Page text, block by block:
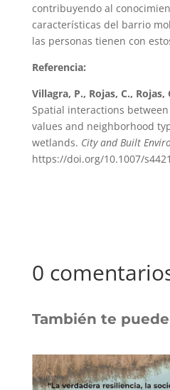
contribuyendo al
características del barrio
las personas tienen con
Referencia:
Villagra, P., Rojas, C., Rojas,
Spatial interactions
values and neighborhood
wetlands. City and Built
https://doi.org/10.1007/
0
También te